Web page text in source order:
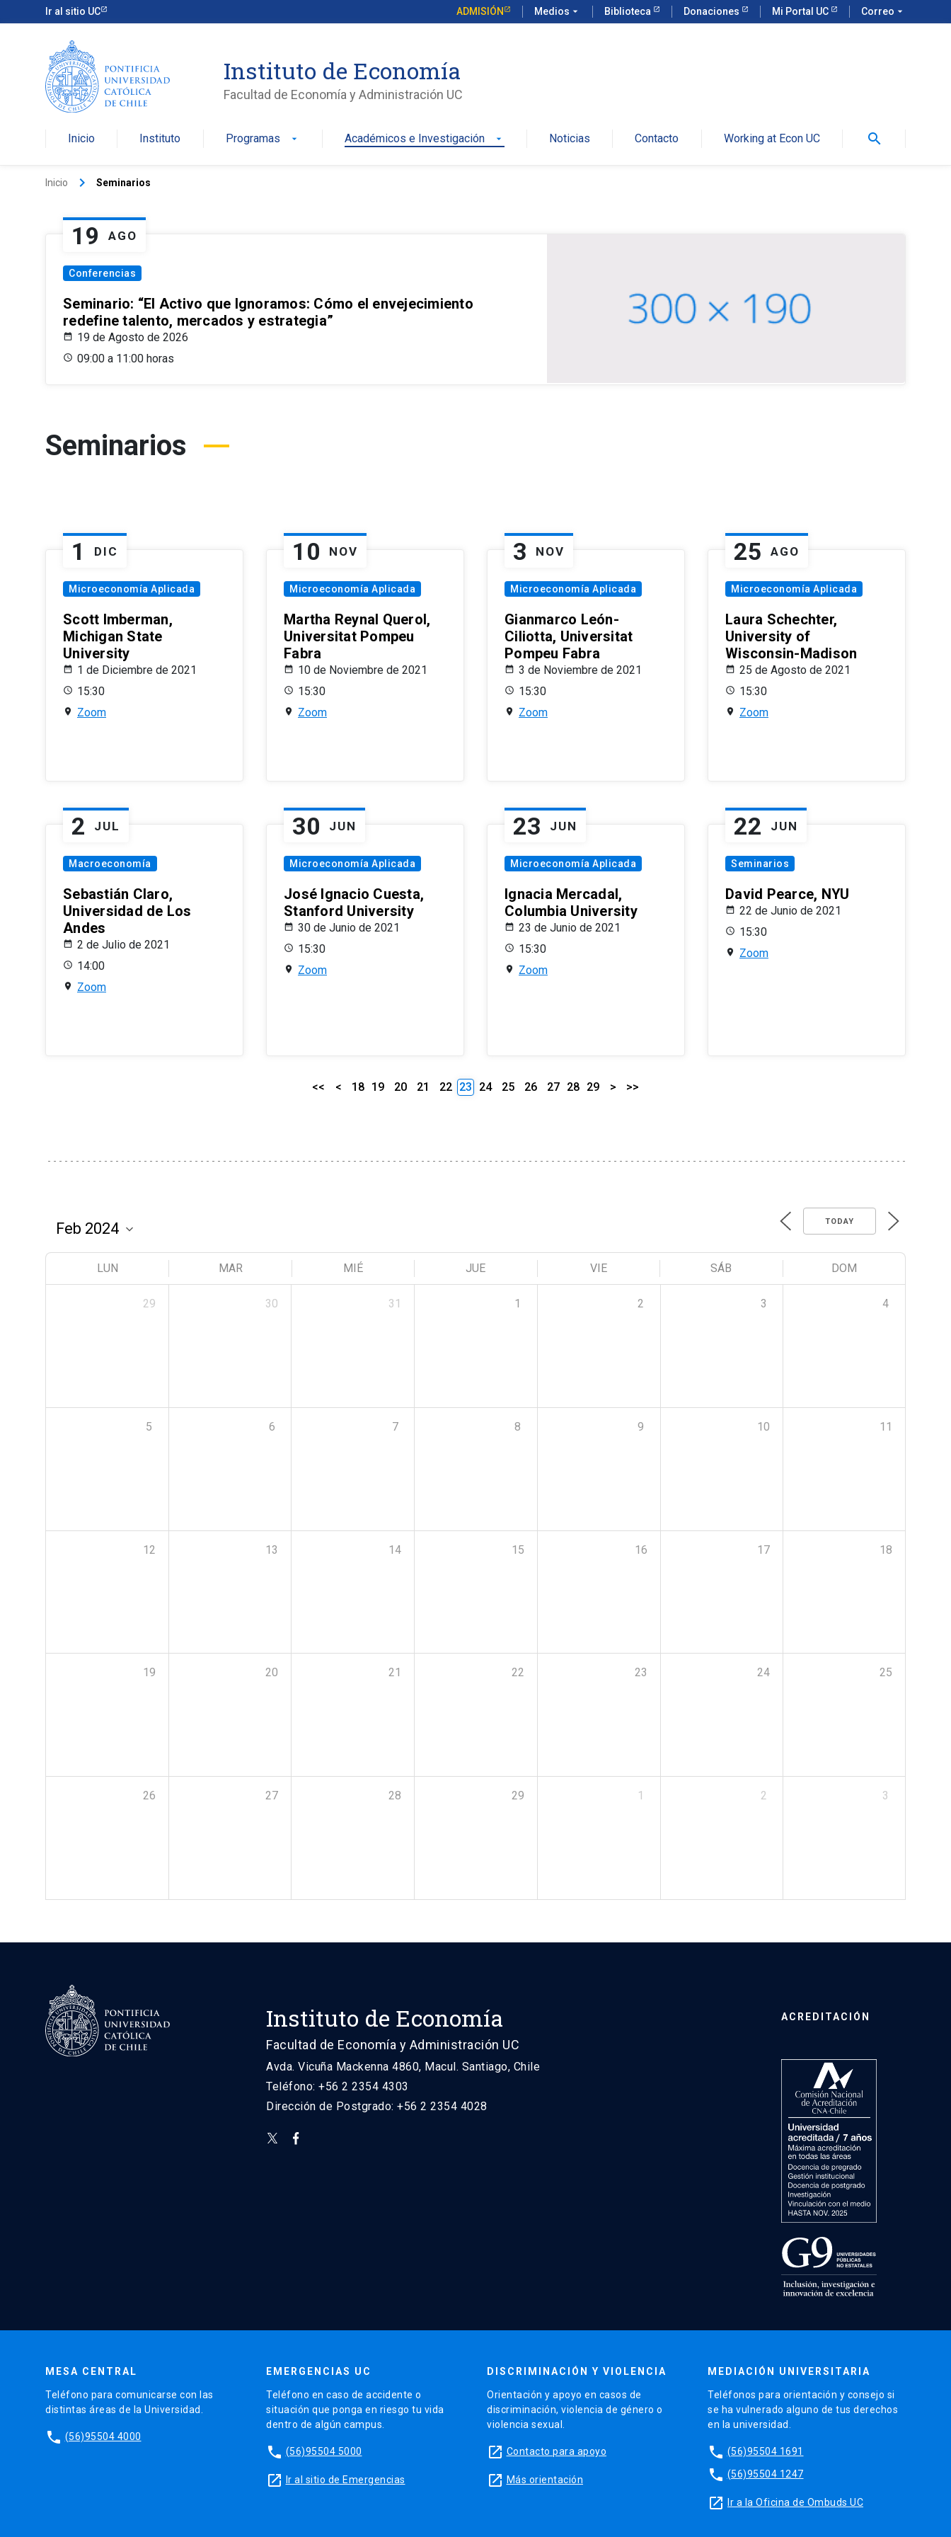
Ir al sitio UC ADMISIÓN Medios arrow_drop_down Biblioteca Donaciones Mi Portal UC Correo arrow_drop_down
Instituto de Economía
Facultad de Economía y Administración UC
Inicio Instituto Programas arrow_drop_down Académicos e Investigación arrow_drop_down Noticias Contacto Working at Econ UC search
Inicio keyboard_arrow_right Seminarios
19 AGO
Conferencias
Seminario: “El Activo que Ignoramos: Cómo el envejecimiento
redefine talento, mercados y estrategia”
19 de Agosto de 2026
09:00 a 11:00 horas
Seminarios
1 DIC
Microeconomía Aplicada
Scott Imberman,
Michigan State
University
1 de Diciembre de 2021
15:30
Zoom
10 NOV
Microeconomía Aplicada
Martha Reynal Querol,
Universitat Pompeu
Fabra
10 de Noviembre de 2021
15:30
Zoom
3 NOV
Microeconomía Aplicada
Gianmarco León-
Ciliotta, Universitat
Pompeu Fabra
3 de Noviembre de 2021
15:30
Zoom
25 AGO
Microeconomía Aplicada
Laura Schechter,
University of
Wisconsin-Madison
25 de Agosto de 2021
15:30
Zoom
2 JUL
Macroeconomía
Sebastián Claro,
Universidad de Los
Andes
2 de Julio de 2021
14:00
Zoom
30 JUN
Microeconomía Aplicada
José Ignacio Cuesta,
Stanford University
30 de Junio de 2021
15:30
Zoom
23 JUN
Microeconomía Aplicada
Ignacia Mercadal,
Columbia University
23 de Junio de 2021
15:30
Zoom
22 JUN
Seminarios
David Pearce, NYU
22 de Junio de 2021
15:30
Zoom
<< < 18 19 20 21 22 23 24 25 26 27 28 29 > >>
TODAY
LUN MAR MIÉ JUE VIE SÁB DOM
29 30 31 1 2 3 4
5 6 7 8 9 10 11
12 13 14 15 16 17 18
19 20 21 22 23 24 25
26 27 28 29 1 2 3
Instituto de Economía
Facultad de Economía y Administración UC
Avda. Vicuña Mackenna 4860, Macul. Santiago, Chile
Teléfono: +56 2 2354 4303
Dirección de Postgrado: +56 2 2354 4028
ACREDITACIÓN
MESA CENTRAL
Teléfono para comunicarse con las
distintas áreas de la Universidad.
phone (56)95504 4000
EMERGENCIAS UC
Teléfono en caso de accidente o
situación que ponga en riesgo tu vida
dentro de algún campus.
phone (56)95504 5000
launch Ir al sitio de Emergencias
DISCRIMINACIÓN Y VIOLENCIA
Orientación y apoyo en casos de
discriminación, violencia de género o
violencia sexual.
launch Contacto para apoyo
launch Más orientación
MEDIACIÓN UNIVERSITARIA
Teléfonos para orientación y consejo si
se ha vulnerado alguno de tus derechos
en la universidad.
phone (56)95504 1691
phone (56)95504 1247
launch Ir a la Oficina de Ombuds UC